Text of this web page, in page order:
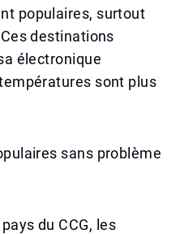
populaires, surtout
destinations
électronique
sont plus
sans problème
du CCG, les